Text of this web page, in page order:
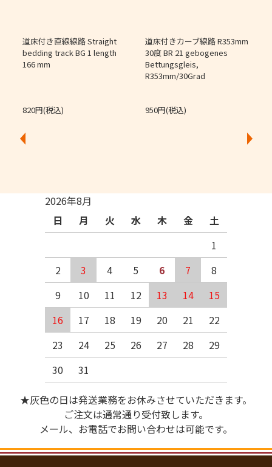
道床付き直線線路 Straight
bedding track BG 1 length
166 mm
820円(税込)
道床付きカーブ線路 R353mm
30度 BR 21 gebogenes
Bettungsgleis,
R353mm/30Grad
950円(税込)
2026年8月
日
月 火 水 木 金
土
1
2
3 4 5 6 7
8
9
10 11 12 13 14
15
16
17 18 19 20 21
22
23
24 25 26 27 28
29
30
31
★灰色の日は発送業務をお休みさせていただきます。
ご注文は通常通り受付致します。
メール、お電話でお問い合わせは可能です。